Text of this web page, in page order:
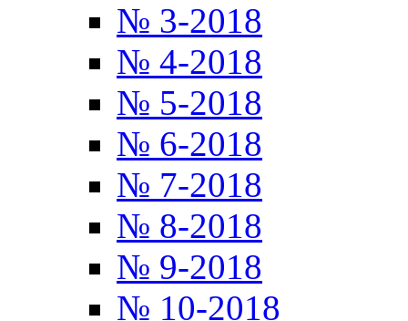
№ 3-2018
№ 4-2018
№ 5-2018
№ 6-2018
№ 7-2018
№ 8-2018
№ 9-2018
№ 10-2018